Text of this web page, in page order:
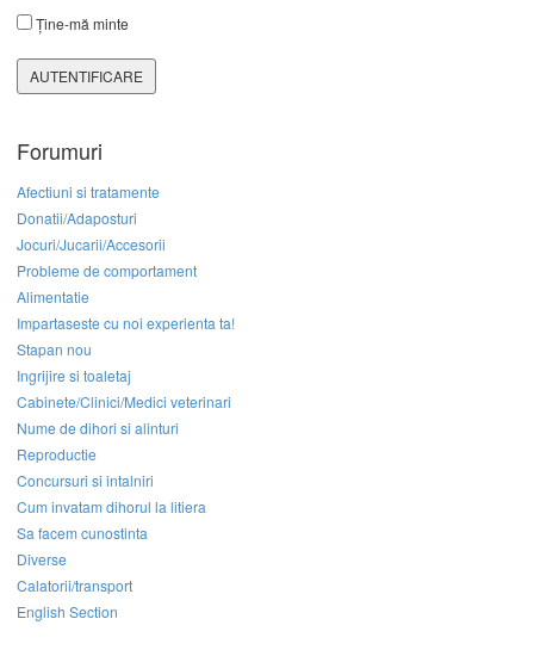
Ține-mă minte
AUTENTIFICARE
Forumuri
Afectiuni si tratamente
Donatii/Adaposturi
Jocuri/Jucarii/Accesorii
Probleme de comportament
Alimentatie
Impartaseste cu noi experienta ta!
Stapan nou
Ingrijire si toaletaj
Cabinete/Clinici/Medici veterinari
Nume de dihori si alinturi
Reproductie
Concursuri si intalniri
Cum invatam dihorul la litiera
Sa facem cunostinta
Diverse
Calatorii/transport
English Section